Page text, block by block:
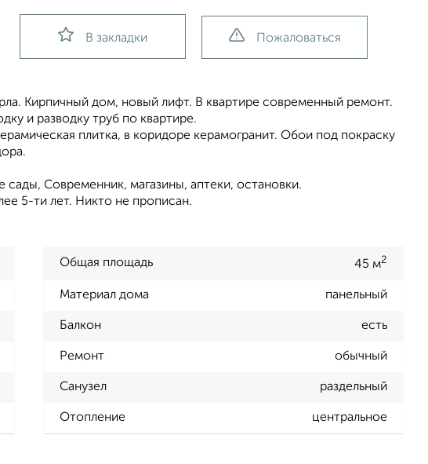
В закладки Пожаловаться
Кирпичный дом, новый лифт. В квартире современный ремонт.
и разводку труб по квартире.
плитка, в коридоре керамогранит. Обои под покраску
Современник, магазины, аптеки, остановки.
5-ти лeт. Никто не прописан.
Общая площадь 45 м2
Материал дома панельный
Балкон есть
Ремонт обычный
Санузел раздельный
Отопление центральное